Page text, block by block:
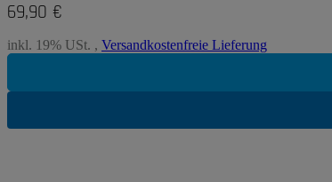
69,90 €
inkl. 19% USt. , Versandkostenfreie Lieferung